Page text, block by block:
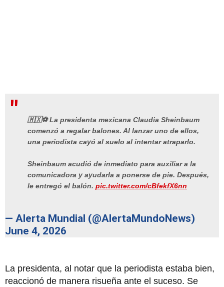
🇲🇽⚽️ La presidenta mexicana Claudia Sheinbaum
comenzó a regalar balones. Al lanzar uno de ellos,
una periodista cayó al suelo al intentar atraparlo.
Sheinbaum acudió de inmediato para auxiliar a la
comunicadora y ayudarla a ponerse de pie. Después,
le entregó el balón. pic.twitter.com/cBfekfX6nn
— Alerta Mundial (@AlertaMundoNews)
June 4, 2026
La presidenta, al notar que la periodista estaba bien,
reaccionó de manera risueña ante el suceso. Se